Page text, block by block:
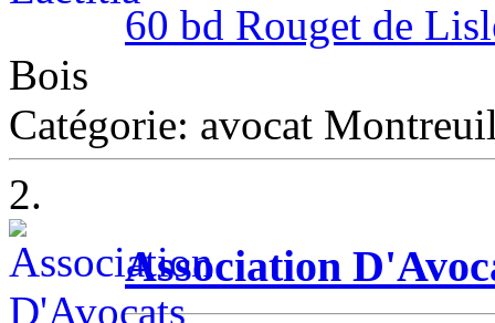
60 bd Rouget de
Bois
Catégorie: avocat
2.
Association